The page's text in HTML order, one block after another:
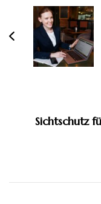
Sichtschutz